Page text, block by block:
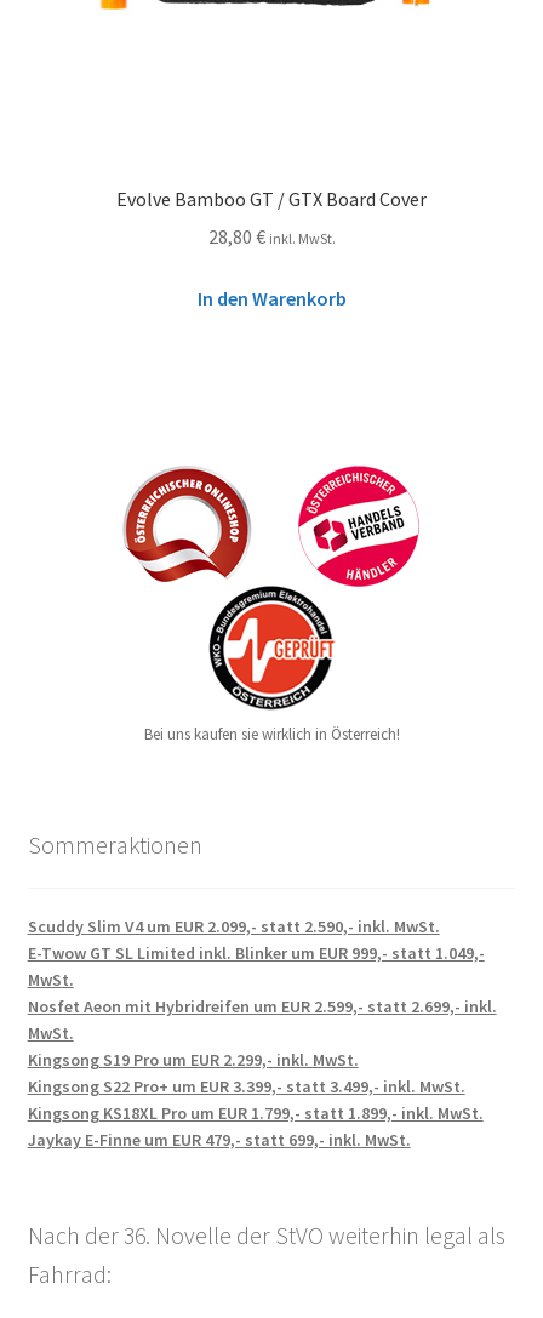
Evolve Bamboo GT / GTX Board Cover
28,80 € inkl. MwSt.
In den Warenkorb
Bei uns kaufen sie wirklich in Österreich!
Sommeraktionen
Scuddy Slim V4 um EUR 2.099,- statt 2.590,- inkl. MwSt.
E-Twow GT SL Limited inkl. Blinker um EUR 999,- statt 1.049,-
MwSt.
Nosfet Aeon mit Hybridreifen um EUR 2.599,- statt 2.699,- inkl.
MwSt.
Kingsong S19 Pro um EUR 2.299,- inkl. MwSt.
Kingsong S22 Pro+ um EUR 3.399,- statt 3.499,- inkl. MwSt.
Kingsong KS18XL Pro um EUR 1.799,- statt 1.899,- inkl. MwSt.
Jaykay E-Finne um EUR 479,- statt 699,- inkl. MwSt.
Nach der 36. Novelle der StVO weiterhin legal als
Fahrrad: